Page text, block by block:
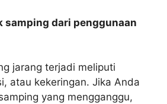
samping dari penggunaan
jarang terjadi meliputi
atau kekeringan. Jika Anda
yang mengganggu,